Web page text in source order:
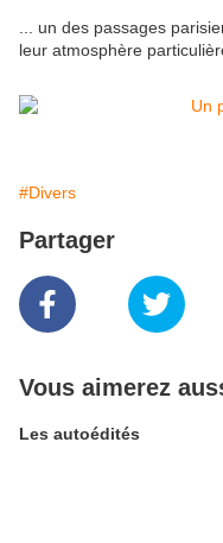
... un des passages
leur atmosphère
#Divers
Partager
Vous aimerez
Les autoédités